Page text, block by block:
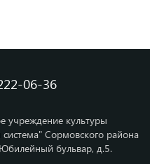
06-36
учреждение культуры
Сормовского района
бульвар, д.5.